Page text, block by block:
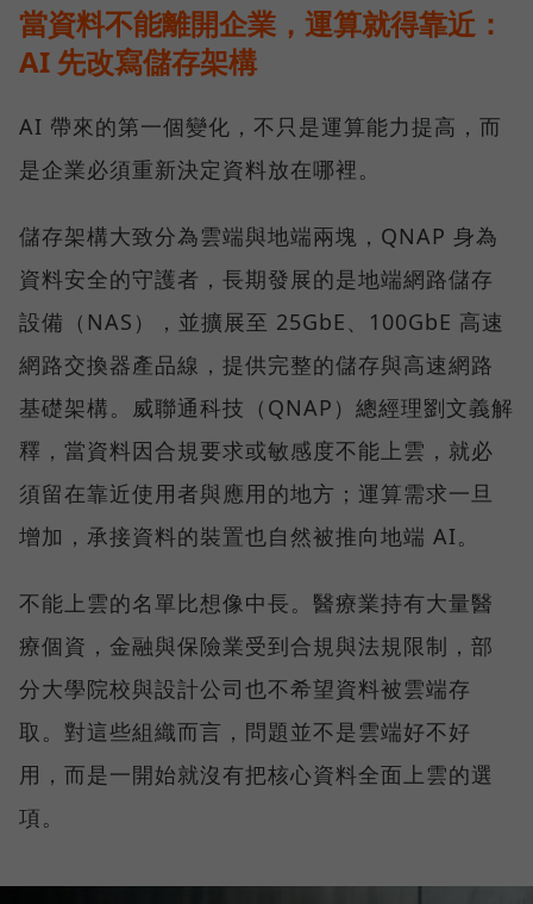
當資料不能離開企業，運算就得靠近：
AI 先改寫儲存架構
AI 帶來的第一個變化，不只是運算能力提高，而
是企業必須重新決定資料放在哪裡。
儲存架構大致分為雲端與地端兩塊，QNAP 身為
資料安全的守護者，長期發展的是地端網路儲存
設備（NAS），並擴展至 25GbE、100GbE 高速
網路交換器產品線，提供完整的儲存與高速網路
基礎架構。威聯通科技（QNAP）總經理劉文義解
釋，當資料因合規要求或敏感度不能上雲，就必
須留在靠近使用者與應用的地方；運算需求一旦
增加，承接資料的裝置也自然被推向地端 AI。
不能上雲的名單比想像中長。醫療業持有大量醫
療個資，金融與保險業受到合規與法規限制，部
分大學院校與設計公司也不希望資料被雲端存
取。對這些組織而言，問題並不是雲端好不好
用，而是一開始就沒有把核心資料全面上雲的選
項。